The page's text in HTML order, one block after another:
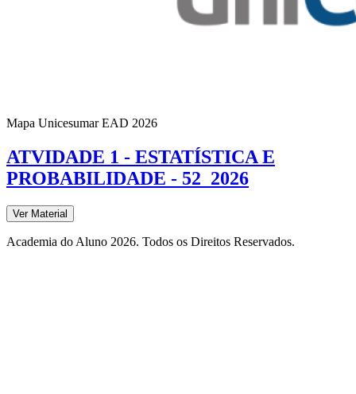
Mapa Unicesumar EAD 2026
ATVIDADE 1 - ESTATÍSTICA E
PROBABILIDADE - 52_2026
Ver Material
Academia do Aluno 2026. Todos os Direitos Reservados.